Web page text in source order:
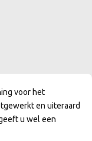
voor het
en uiteraard
u wel een